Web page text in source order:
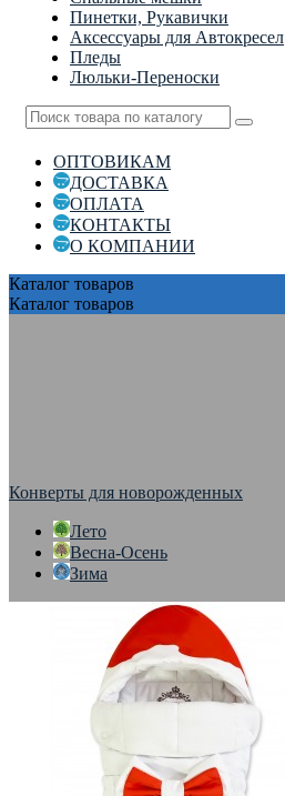
Пинетки, Рукавички
Аксессуары для Автокресел
Пледы
Люльки-Переноски
ОПТОВИКАМ
ДОСТАВКА
ОПЛАТА
КОНТАКТЫ
О КОМПАНИИ
Каталог товаров
Каталог товаров
Конверты для новорожденных
Лето
Весна-Осень
Зима